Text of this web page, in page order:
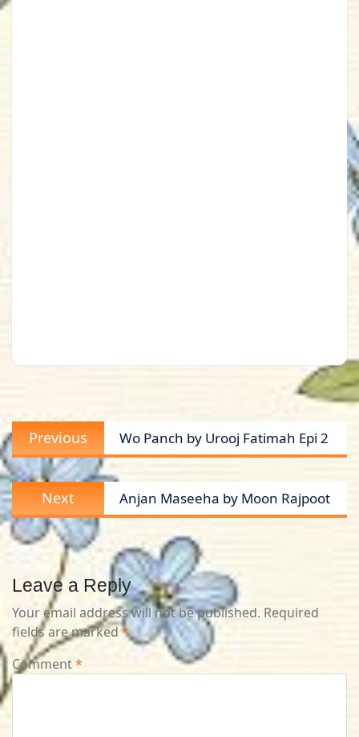
Post
navigation
Previous
post:
Wo Panch by Urooj Fatimah Epi 2
Next
post:
Anjan Maseeha by Moon Rajpoot
Leave a Reply
Your email address will not be published. Required
fields are marked*
Comment*